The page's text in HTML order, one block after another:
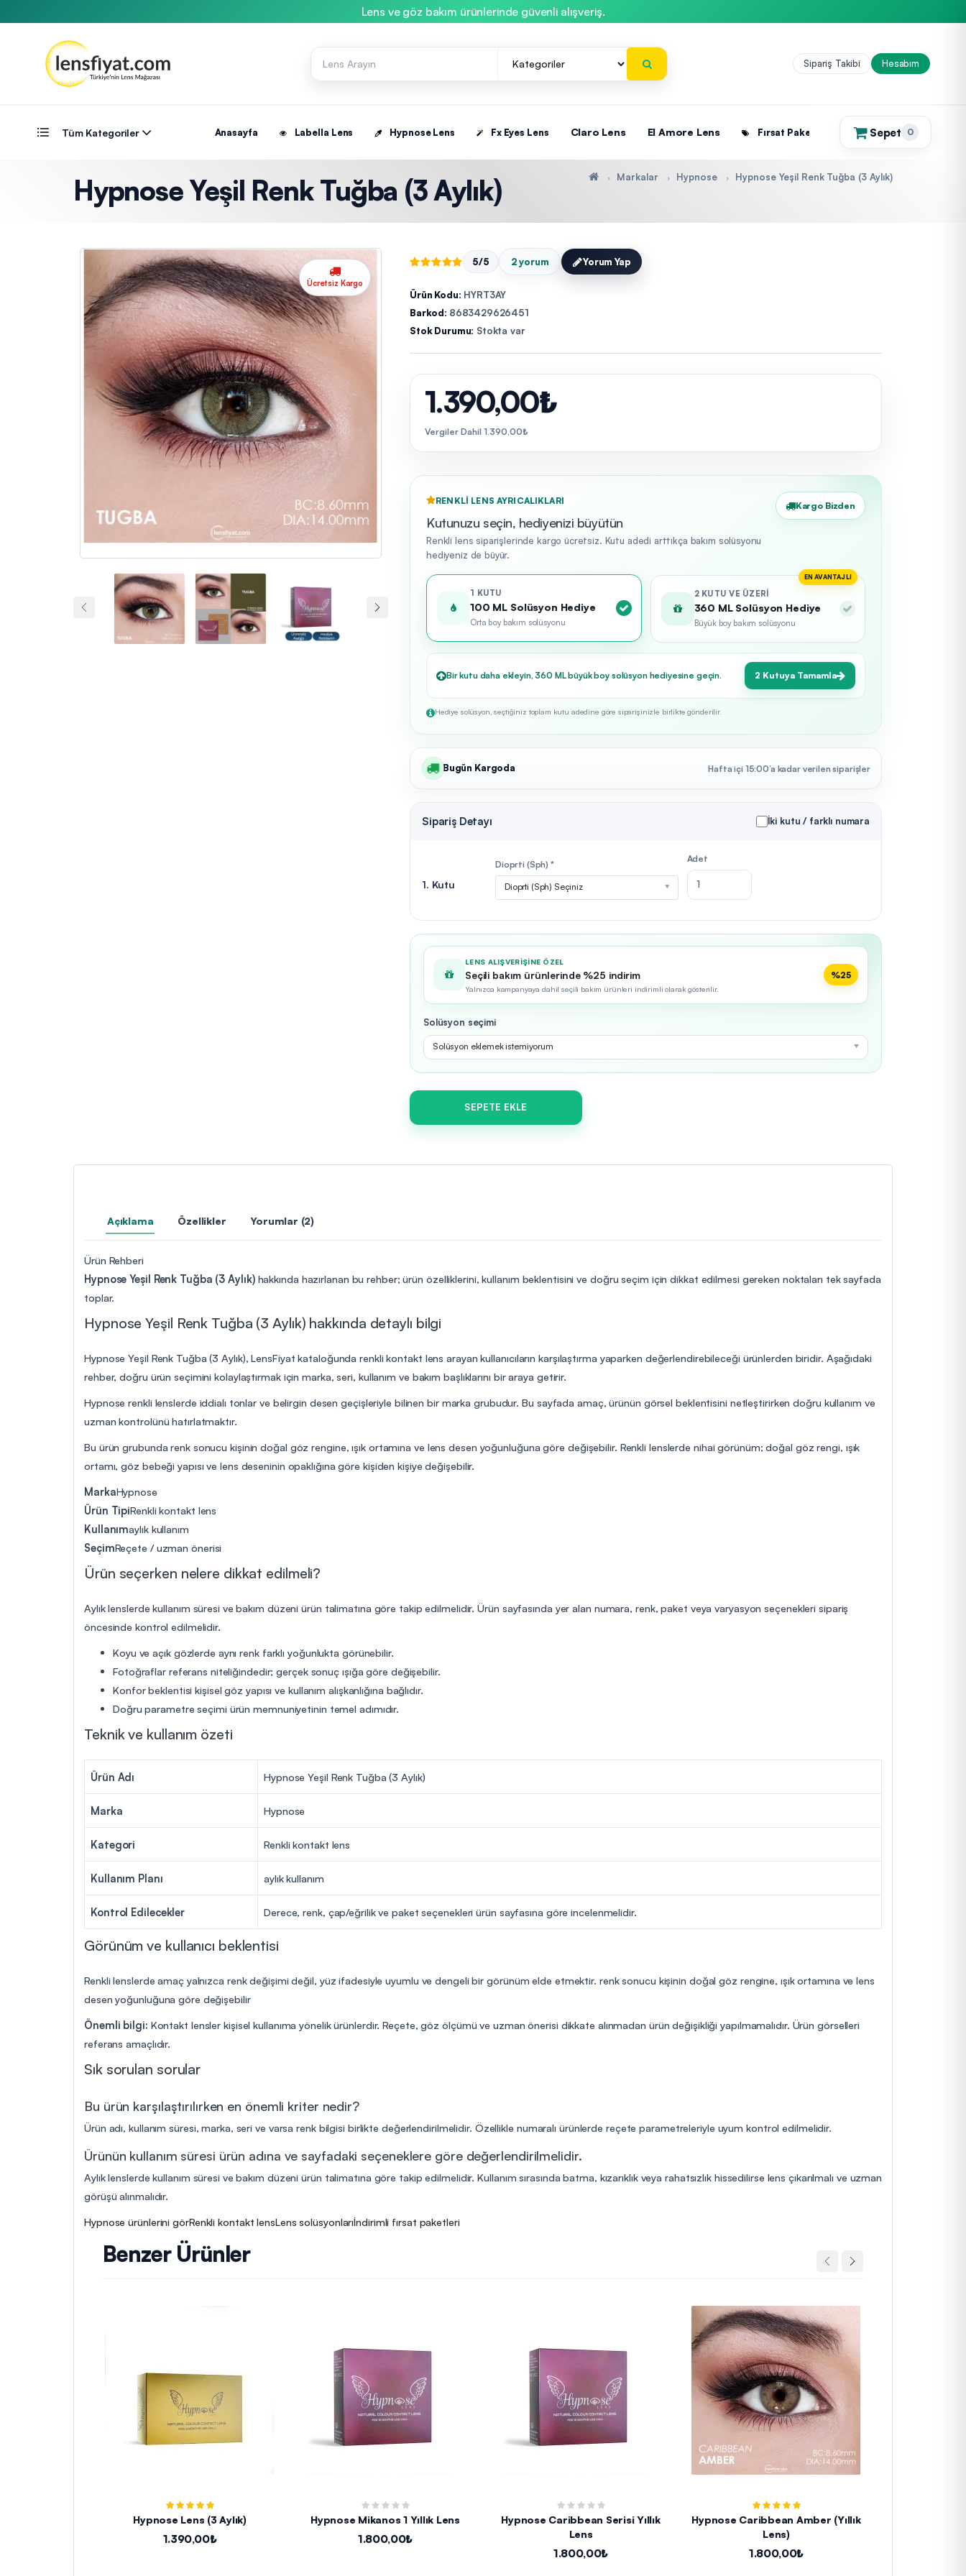
Lens ve göz bakım ürünlerinde güvenli alışveriş.
Sipariş Takibi Hesabım
Tüm Kategoriler Anasayfa Labella Lens Hypnose Lens Fx Eyes Lens Claro Lens El Amore Lens Fırsat Paketleri Sepet 0
(0)
Hypnose Yeşil Renk Tuğba (3 Aylık) Markalar Hypnose Hypnose Yeşil Renk Tuğba (3 Aylık)
Ücretsiz Kargo
5/5 2 yorum Yorum Yap
Ürün Kodu: HYRT3AY
Barkod: 8683429626451
Stok Durumu: Stokta var
1.390,00₺
Vergiler Dahil 1.390,00₺
RENKLI LENS AYRICALIKLARI
Kutunuzu seçin, hediyenizi büyütün
Renkli lens siparişlerinde kargo ücretsiz. Kutu adedi arttıkça bakım solüsyonu
hediyeniz de büyür.
Kargo Bizden
1 KUTU
100 ML Solüsyon Hediye
Orta boy bakım solüsyonu
EN AVANTAJLI
2 KUTU VE ÜZERI
360 ML Solüsyon Hediye
Büyük boy bakım solüsyonu
Bir kutu daha ekleyin, 360 ML büyük boy solüsyon hediyesine geçin. 2 Kutuya Tamamla
Hediye solüsyon, seçtiğiniz toplam kutu adedine göre siparişinizle birlikte gönderilir.
Bugün Kargoda Hafta içi 15:00’a kadar verilen siparişler
Sipariş Detayı İki kutu / farklı numara
1. Kutu
Dioprti (Sph) *
Dioprti (Sph) Seçiniz
Adet
LENS ALIŞVERIŞINE ÖZEL
Seçili bakım ürünlerinde %25 indirim
Yalnızca kampanyaya dahil seçili bakım ürünleri indirimli olarak gösterilir.
%25
Solüsyon seçimi
Solüsyon eklemek istemiyorum
SEPETE EKLE
Açıklama Özellikler Yorumlar (2)
Ürün Rehberi
Hypnose Yeşil Renk Tuğba (3 Aylık)hakkında hazırlanan bu rehber; ürün özelliklerini, kullanım beklentisini ve doğru seçim için dikkat edilmesi gereken noktaları tek sayfada
toplar.
Hypnose Yeşil Renk Tuğba (3 Aylık) hakkında detaylı bilgi
Hypnose Yeşil Renk Tuğba (3 Aylık), LensFiyat kataloğunda renkli kontakt lens arayan kullanıcıların karşılaştırma yaparken değerlendirebileceği ürünlerden biridir. Aşağıdaki
rehber, doğru ürün seçimini kolaylaştırmak için marka, seri, kullanım ve bakım başlıklarını bir araya getirir.
Hypnose renkli lenslerde iddialı tonlar ve belirgin desen geçişleriyle bilinen bir marka grubudur. Bu sayfada amaç, ürünün görsel beklentisini netleştirirken doğru kullanım ve
uzman kontrolünü hatırlatmaktır.
Bu ürün grubunda renk sonucu kişinin doğal göz rengine, ışık ortamına ve lens desen yoğunluğuna göre değişebilir. Renkli lenslerde nihai görünüm; doğal göz rengi, ışık
ortamı, göz bebeği yapısı ve lens deseninin opaklığına göre kişiden kişiye değişebilir.
MarkaHypnose
Ürün TipiRenkli kontakt lens
Kullanımaylık kullanım
SeçimReçete / uzman önerisi
Ürün seçerken nelere dikkat edilmeli?
Aylık lenslerde kullanım süresi ve bakım düzeni ürün talimatına göre takip edilmelidir. Ürün sayfasında yer alan numara, renk, paket veya varyasyon seçenekleri sipariş
öncesinde kontrol edilmelidir.
Koyu ve açık gözlerde aynı renk farklı yoğunlukta görünebilir.
Fotoğraflar referans niteliğindedir; gerçek sonuç ışığa göre değişebilir.
Konfor beklentisi kişisel göz yapısı ve kullanım alışkanlığına bağlıdır.
Doğru parametre seçimi ürün memnuniyetinin temel adımıdır.
Teknik ve kullanım özeti
Ürün Adı Hypnose Yeşil Renk Tuğba (3 Aylık)
Marka Hypnose
Kategori Renkli kontakt lens
Kullanım Planı aylık kullanım
Kontrol Edilecekler Derece, renk, çap/eğrilik ve paket seçenekleri ürün sayfasına göre incelenmelidir.
Görünüm ve kullanıcı beklentisi
Renkli lenslerde amaç yalnızca renk değişimi değil, yüz ifadesiyle uyumlu ve dengeli bir görünüm elde etmektir. renk sonucu kişinin doğal göz rengine, ışık ortamına ve lens
desen yoğunluğuna göre değişebilir
Önemli bilgi: Kontakt lensler kişisel kullanıma yönelik ürünlerdir. Reçete, göz ölçümü ve uzman önerisi dikkate alınmadan ürün değişikliği yapılmamalıdır. Ürün görselleri
referans amaçlıdır.
Sık sorulan sorular
Bu ürün karşılaştırılırken en önemli kriter nedir?
Ürün adı, kullanım süresi, marka, seri ve varsa renk bilgisi birlikte değerlendirilmelidir. Özellikle numaralı ürünlerde reçete parametreleriyle uyum kontrol edilmelidir.
Ürünün kullanım süresi ürün adına ve sayfadaki seçeneklere göre değerlendirilmelidir.
Aylık lenslerde kullanım süresi ve bakım düzeni ürün talimatına göre takip edilmelidir. Kullanım sırasında batma, kızarıklık veya rahatsızlık hissedilirse lens çıkarılmalı ve uzman
görüşü alınmalıdır.
Hypnose ürünlerini görRenkli kontakt lensLens solüsyonlarıİndirimli fırsat paketleri
Benzer Ürünler
Hypnose Lens (3 Aylık)
1.390,00₺
Hypnose Mikanos 1 Yıllık Lens
1.800,00₺
Hypnose Caribbean Serisi Yıllık
Lens
1.800,00₺
Hypnose Caribbean Amber (Yıllık
Lens)
1.800,00₺